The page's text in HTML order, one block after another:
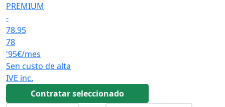
PREMIUM
-
78.95
78
'95€/mes
Sen custo de alta
IVE inc.
Contratar seleccionado